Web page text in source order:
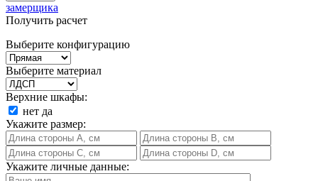
замерщика
Получить расчет
Выберите конфигурацию
Выберите материал
Верхние шкафы:
нет да
Укажите размер:
Укажите личные данные: